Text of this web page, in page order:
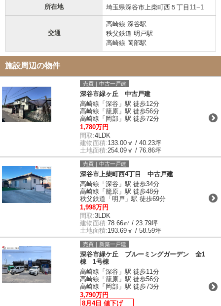
所在地 埼玉県深谷市上柴町西５丁目11−1
交通
高崎線 深谷駅
秩父鉄道 明戸駅
高崎線 岡部駅
施設周辺の物件
売買｜中古一戸建
深谷市緑ヶ丘 中古戸建
高崎線「深谷」駅 徒歩12分
高崎線「籠原」駅 徒歩56分
高崎線「岡部」駅 徒歩72分
1,780万円
間取:4LDK
建物面積:133.00㎡ / 40.23坪
土地面積:254.09㎡ / 76.86坪
売買｜中古一戸建
深谷市上柴町西4丁目 中古戸建
高崎線「深谷」駅 徒歩34分
高崎線「籠原」駅 徒歩48分
秩父鉄道「明戸」駅 徒歩69分
1,998万円
間取:3LDK
建物面積:78.66㎡ / 23.79坪
土地面積:193.69㎡ / 58.59坪
売買｜新築一戸建
深谷市緑ケ丘 ブルーミングガーデン 全1
棟 1号棟
高崎線「深谷」駅 徒歩11分
高崎線「籠原」駅 徒歩56分
高崎線「岡部」駅 徒歩73分
3,790万円
8月4日 値下げ